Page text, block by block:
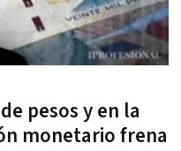
pesos y en la
monetario frena